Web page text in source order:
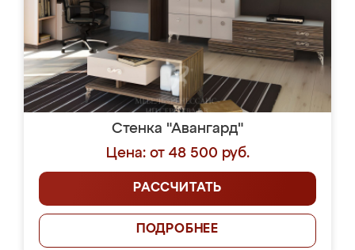
Стенка "Авангард"
Цена: от 48 500 руб.
РАССЧИТАТЬ
ПОДРОБНЕЕ